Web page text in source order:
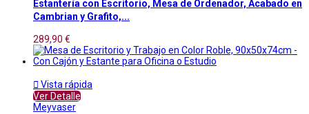
Estantería con Escritorio, Mesa de Ordenador, Acabado en
Cambrian y Grafito,...
289,90 €
 Vista rápida
Ver Detalle
Meyvaser